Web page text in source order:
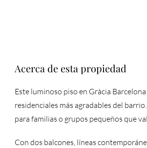
Acerca de esta propiedad
Este luminoso piso en Gràcia
residenciales más agradables del
para familias o grupos pequeños que
Con dos balcones, líneas